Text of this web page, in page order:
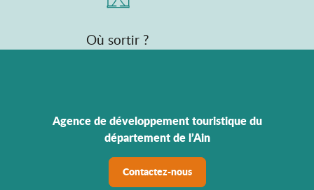
Où sortir ?
Agence de développement touristique du
département de l’Ain
Contactez-nous